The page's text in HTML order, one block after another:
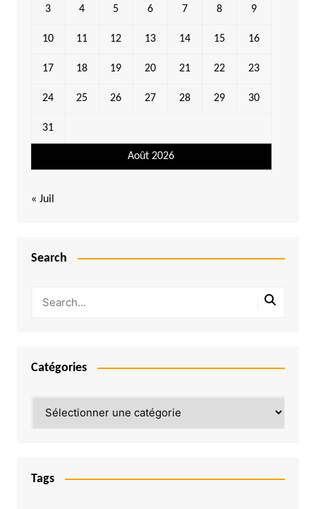
Août 2026
3 4 5 6 7 8 9
10 11 12 13 14 15 16
17 18 19 20 21 22 23
24 25 26 27 28 29 30
31
« Juil
Search
Catégories
Tags